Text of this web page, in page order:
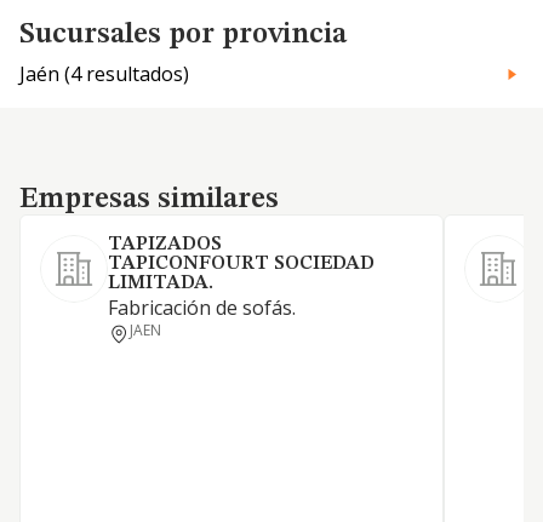
Sucursales por provincia
Jaén (4 resultados)
Empresas similares
Empresas similares
TAPIZADOS
TAPICONFOURT SOCIEDAD
LIMITADA.
Fabricación de sofás.
JAEN